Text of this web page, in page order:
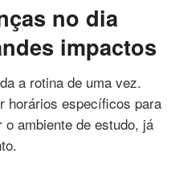
no dia
impactos
a rotina de uma vez.
horários específicos para
ambiente de estudo, já